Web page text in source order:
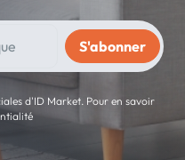
d'ID Market. Pour en savoir